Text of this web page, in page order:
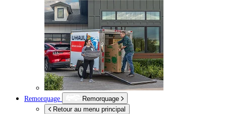
Remorquage
Remorquage
Retour au menu principal